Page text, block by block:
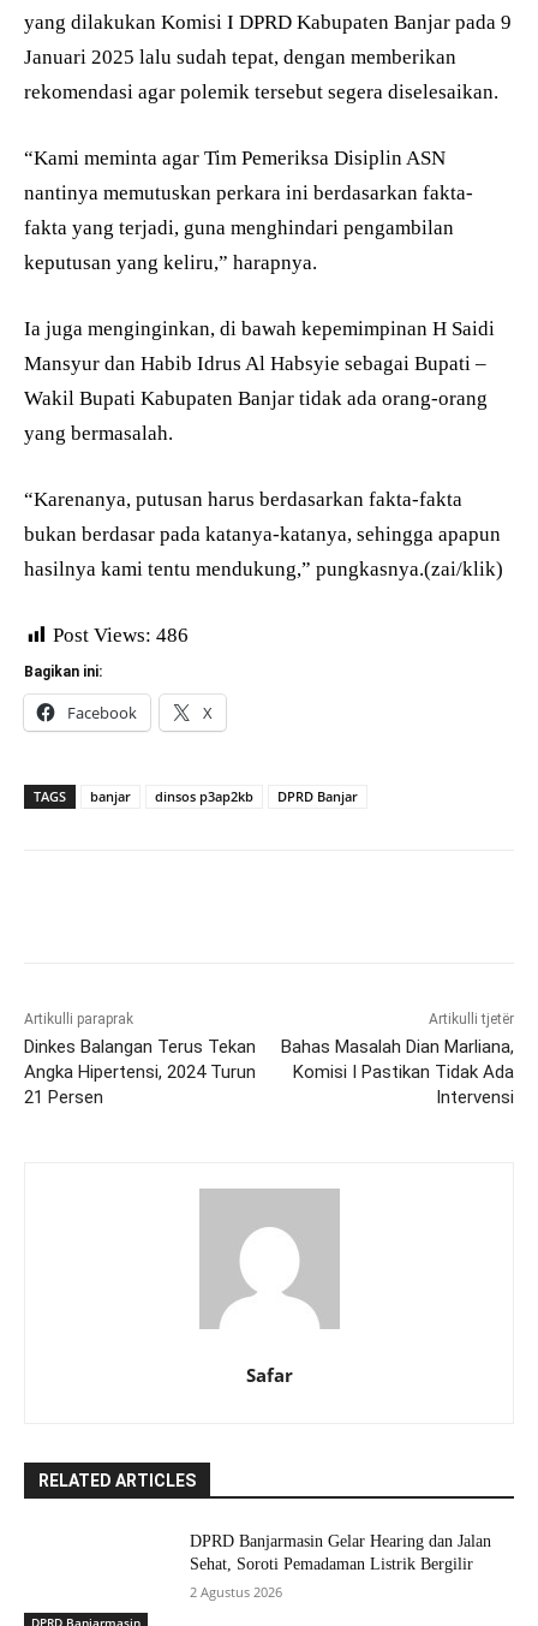
yang dilakukan Komisi I DPRD Kabupaten Banjar pada 9
Januari 2025 lalu sudah tepat, dengan memberikan
rekomendasi agar polemik tersebut segera diselesaikan.
“Kami meminta agar Tim Pemeriksa Disiplin ASN
nantinya memutuskan perkara ini berdasarkan fakta-
fakta yang terjadi, guna menghindari pengambilan
keputusan yang keliru,” harapnya.
Ia juga menginginkan, di bawah kepemimpinan H Saidi
Mansyur dan Habib Idrus Al Habsyie sebagai Bupati –
Wakil Bupati Kabupaten Banjar tidak ada orang-orang
yang bermasalah.
“Karenanya, putusan harus berdasarkan fakta-fakta
bukan berdasar pada katanya-katanya, sehingga apapun
hasilnya kami tentu mendukung,” pungkasnya.(zai/klik)
Post Views: 486
Bagikan ini:
Facebook X
TAGS banjar dinsos p3ap2kb DPRD Banjar
Artikulli paraprak
Dinkes Balangan Terus Tekan
Angka Hipertensi, 2024 Turun
21 Persen
Artikulli tjetër
Bahas Masalah Dian Marliana,
Komisi I Pastikan Tidak Ada
Intervensi
Safar
RELATED ARTICLES
DPRD Banjarmasin
DPRD Banjarmasin Gelar Hearing dan Jalan
Sehat, Soroti Pemadaman Listrik Bergilir
2 Agustus 2026